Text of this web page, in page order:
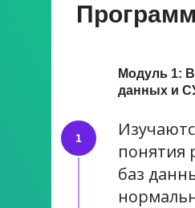
Модуль 1:
данных и
понятия
баз